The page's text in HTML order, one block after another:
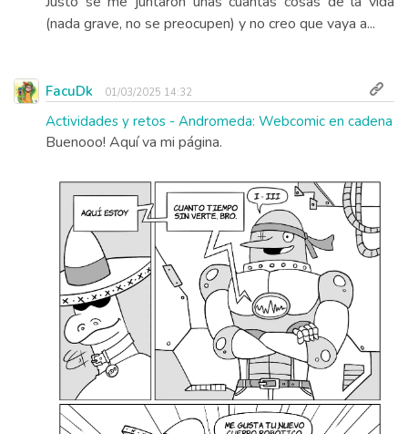
(nada grave, no se preocupen) y no creo que vaya a...
FacuDk 01/03/2025 14:32
Actividades y retos - Andromeda: Webcomic en cadena
Buenooo! Aquí va mi página.